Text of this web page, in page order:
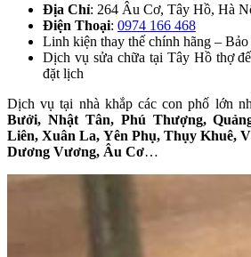
Địa Chỉ: 264 Âu Cơ, Tây Hồ, Hà
Điện Thoại: 0974 166 468
Linh kiện thay thế chính hãng – Bảo
Dịch vụ sửa chữa tại Tây Hồ thợ
đặt lịch
Dịch vụ tại nhà khắp các con phố lớn
Bưởi, Nhật Tân, Phú Thượng,
Liên, Xuân La, Yên Phụ, Thụy Khuê,
Dương Vương, Âu Cơ…